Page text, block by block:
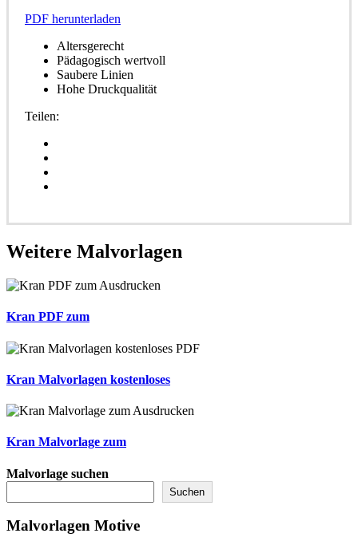
PDF herunterladen
Altersgerecht
Pädagogisch wertvoll
Saubere Linien
Hohe Druckqualität
Teilen:
Weitere Malvorlagen
Kran PDF zum
Kran Malvorlagen kostenloses
Kran Malvorlage zum
Malvorlage suchen
Suchen
Malvorlagen Motive